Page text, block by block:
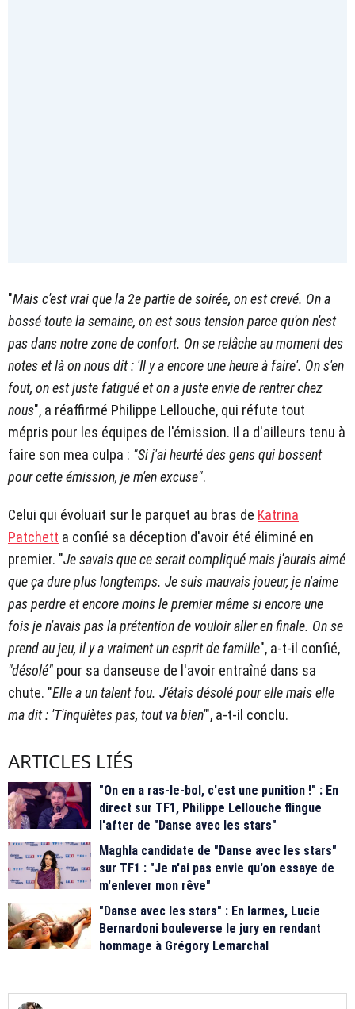
"Mais c'est vrai que la 2e partie de soirée, on est crevé. On a
bossé toute la semaine, on est sous tension parce qu'on n'est
pas dans notre zone de confort. On se relâche au moment des
notes et là on nous dit : 'Il y a encore une heure à faire'. On s'en
fout, on est juste fatigué et on a juste envie de rentrer chez
nous", a réaffirmé Philippe Lellouche, qui réfute tout
mépris pour les équipes de l'émission. Il a d'ailleurs tenu à
faire son mea culpa : "Si j'ai heurté des gens qui bossent
pour cette émission, je m'en excuse".
Celui qui évoluait sur le parquet au bras de Katrina
Patchett a confié sa déception d'avoir été éliminé en
premier. "Je savais que ce serait compliqué mais j'aurais aimé
que ça dure plus longtemps. Je suis mauvais joueur, je n'aime
pas perdre et encore moins le premier même si encore une
fois je n'avais pas la prétention de vouloir aller en finale. On se
prend au jeu, il y a vraiment un esprit de famille", a-t-il confié,
"désolé" pour sa danseuse de l'avoir entraîné dans sa
chute. "Elle a un talent fou. J'étais désolé pour elle mais elle
ma dit : 'T'inquiètes pas, tout va bien'", a-t-il conclu.
ARTICLES LIÉS
"On en a ras-le-bol, c'est une punition !" : En
direct sur TF1, Philippe Lellouche flingue
l'after de "Danse avec les stars"
Maghla candidate de "Danse avec les stars"
sur TF1 : "Je n'ai pas envie qu'on essaye de
m'enlever mon rêve"
"Danse avec les stars" : En larmes, Lucie
Bernardoni bouleverse le jury en rendant
hommage à Grégory Lemarchal